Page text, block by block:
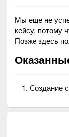
Мы еще не
кейсу, потому
Позже здесь
Создание